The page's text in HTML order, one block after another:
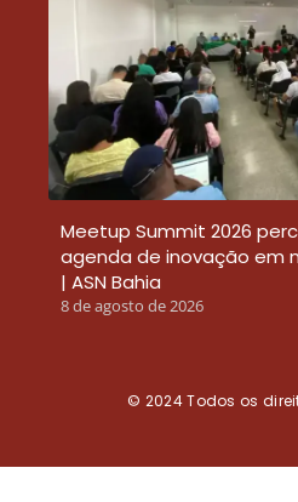
Meetup Summit 2026
agenda de inovação em
| ASN Bahia
8 de agosto de 2026
© 2024Todos os